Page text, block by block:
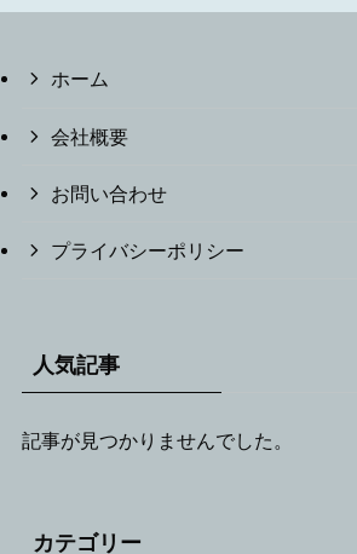
ホーム
会社概要
お問い合わせ
プライバシーポリシー
人気記事
記事が見つかりませんでした。
カテゴリー